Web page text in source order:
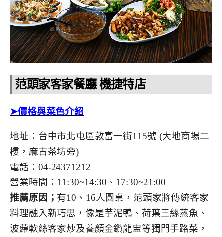
范頭家客家餐廳 機捷特店
➤價格與菜色介紹
地址：台中市北屯區敦富一街115號 (大地商場二
樓，麻古茶坊旁)
電話：04-24371212
營業時間：11:30~14:30、17:30~21:00
推薦原因； 有10、16人圓桌，范頭家將傳統客家
料理融入新巧思，像是芋泥鴨、荷葉三絲蒸魚、
波蘿軟絲客家炒及養顏金鑽龍盅等獨門手路菜，